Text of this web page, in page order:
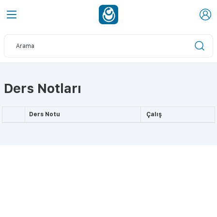
Ders Notları
Ders Notu Çalış